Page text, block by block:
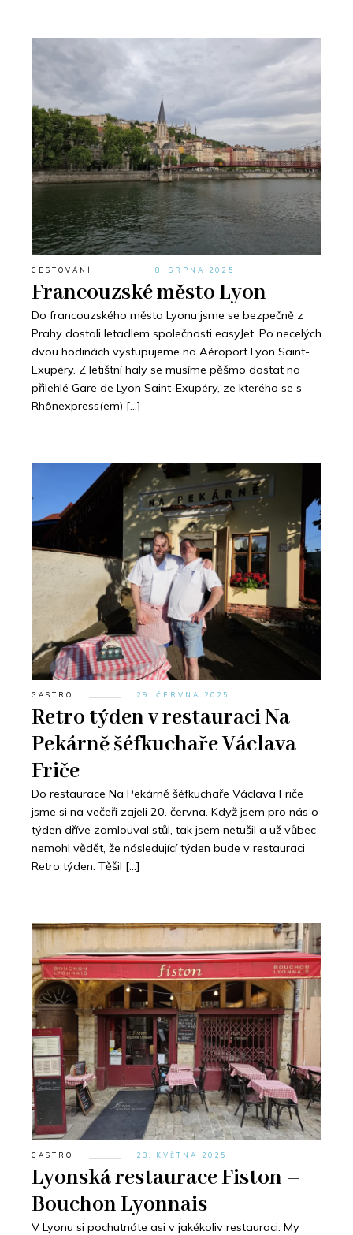
CESTOVÁNÍ 8. SRPNA 2025
Francouzské město Lyon
Do francouzského města Lyonu jsme se bezpečně z
Prahy dostali letadlem společnosti easyJet. Po necelých
dvou hodinách vystupujeme na Aéroport Lyon Saint-
Exupéry. Z letištní haly se musíme pěšmo dostat na
přilehlé Gare de Lyon Saint-Exupéry, ze kterého se s
Rhônexpress(em) […]
GASTRO 29. ČERVNA 2025
Retro týden v restauraci Na
Pekárně šéfkuchaře Václava
Friče
Do restaurace Na Pekárně šéfkuchaře Václava Friče
jsme si na večeři zajeli 20. června. Když jsem pro nás o
týden dříve zamlouval stůl, tak jsem netušil a už vůbec
nemohl vědět, že následující týden bude v restauraci
Retro týden. Těšil […]
GASTRO 23. KVĚTNA 2025
Lyonská restaurace Fiston –
Bouchon Lyonnais
V Lyonu si pochutnáte asi v jakékoliv restauraci. My